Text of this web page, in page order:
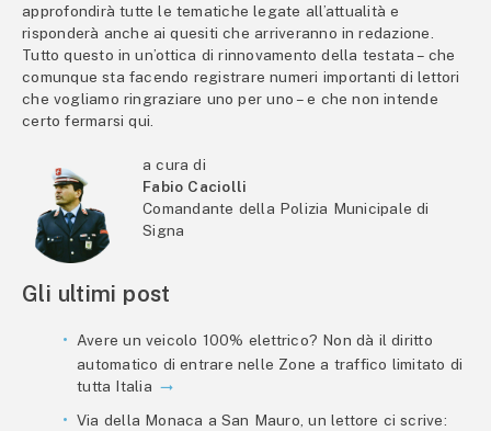
approfondirà tutte le tematiche legate all’attualità e
risponderà anche ai quesiti che arriveranno in redazione.
Tutto questo in un’ottica di rinnovamento della testata – che
comunque sta facendo registrare numeri importanti di lettori
che vogliamo ringraziare uno per uno – e che non intende
certo fermarsi qui.
a cura di
Fabio Caciolli
Comandante della Polizia Municipale di
Signa
Gli ultimi post
Avere un veicolo 100% elettrico? Non dà il diritto
automatico di entrare nelle Zone a traffico limitato di
tutta Italia
Via della Monaca a San Mauro, un lettore ci scrive: